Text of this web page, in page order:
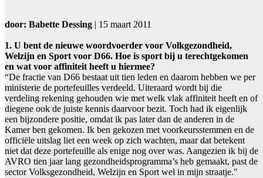
door: Babette Dessing | 15 maart 2011
1. U bent de nieuwe woordvoerder voor Volkgezondheid,
Welzijn en Sport voor D66. Hoe is sport bij u terechtgekomen
en wat voor affiniteit heeft u hiermee?
“De fractie van D66 bestaat uit tien leden en daarom hebben we per
ministerie de portefeuilles verdeeld. Uiteraard wordt bij die
verdeling rekening gehouden wie met welk vlak affiniteit heeft en of
diegene ook de juiste kennis daarvoor bezit. Toch had ik eigenlijk
een bijzondere positie, omdat ik pas later dan de anderen in de
Kamer ben gekomen. Ik ben gekozen met voorkeursstemmen en de
officiële uitslag liet een week op zich wachten, maar dat betekent
niet dat deze portefeuille als enige nog over was. Aangezien ik bij de
AVRO tien jaar lang gezondheidsprogramma’s heb gemaakt, past de
sector Volksgezondheid, Welzijn en Sport wel in mijn straatje."